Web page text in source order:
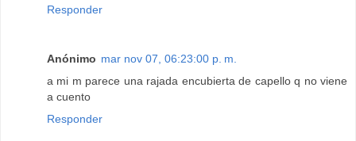
Responder
Anónimo mar nov 07, 06:23:00 p. m.
a mi m parece una rajada encubierta de capello q no viene
a cuento
Responder